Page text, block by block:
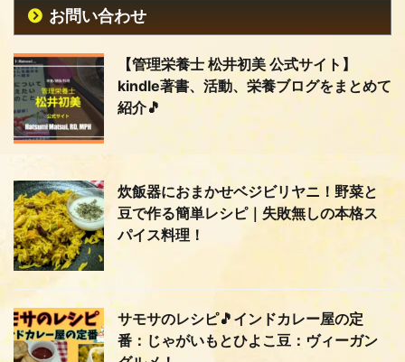
お問い合わせ
【管理栄養士 松井初美 公式サイト】
kindle著書、活動、栄養ブログをまとめて
紹介🎵
炊飯器におまかせベジビリヤニ！野菜と
豆で作る簡単レシピ｜失敗無しの本格ス
パイス料理！
サモサのレシピ🎵インドカレー屋の定
番：じゃがいもとひよこ豆：ヴィーガン